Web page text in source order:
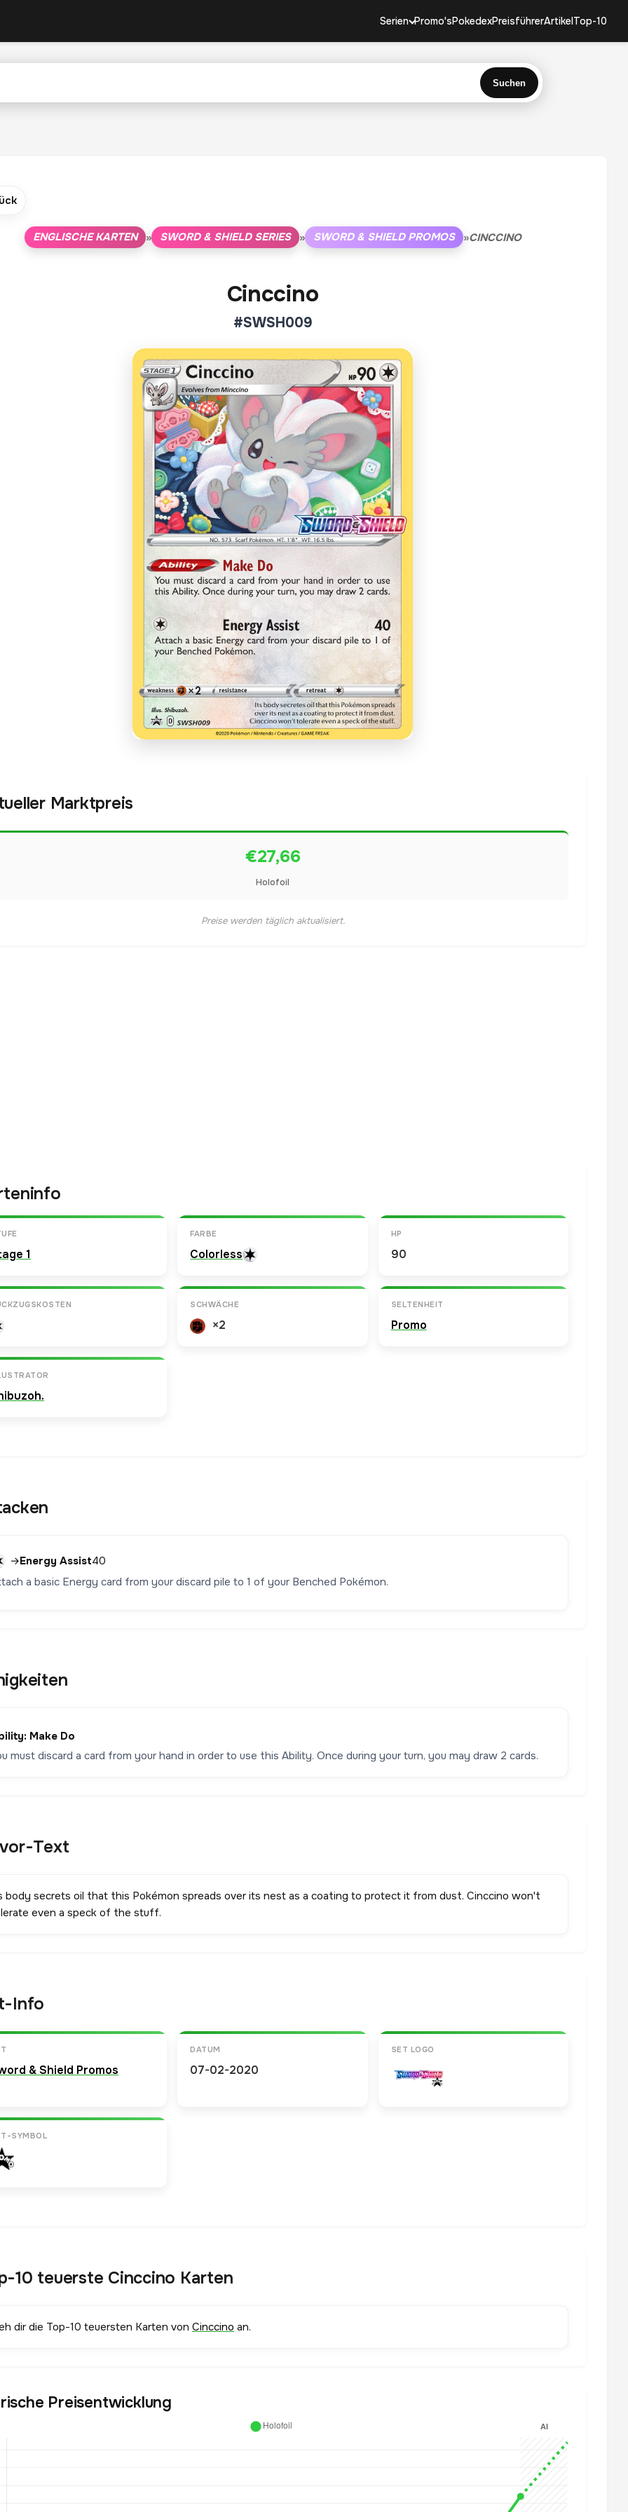
Serien Promo'sPokedexPreisführerArtikelTop-10
Suchen
ENGLISCHE KARTEN » SWORD & SHIELD SERIES » SWORD & SHIELD PROMOS »CINCCINO
Cinccino
#SWSH009
Marktpreis
€27,66
Holofoil
Preise werden täglich aktualisiert.
1
FARBE
Colorless
HP
90
SCHWÄCHE
×2
SELTENHEIT
Promo
→Energy Assist40
a basic Energy card from your discard pile to 1 of your Benched Pokémon.
Make Do
must discard a card from your hand in order to use this Ability. Once during your turn, you may draw 2 cards.
Text
body secrets oil that this Pokémon spreads over its nest as a coating to protect it from dust. Cinccino won't
even a speck of the stuff.
Info
& Shield Promos
DATUM
07-02-2020
SET LOGO
SYMBOL
10 teuerste Cinccino Karten
dir die Top-10 teuersten Karten von Cinccino an.
Preisentwicklung